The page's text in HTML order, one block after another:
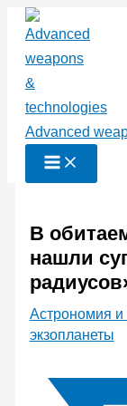
Перейти
содержимому
Advanced
В
нашли
Астрономия и
экзопланеты